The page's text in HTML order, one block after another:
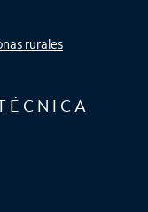
rurales